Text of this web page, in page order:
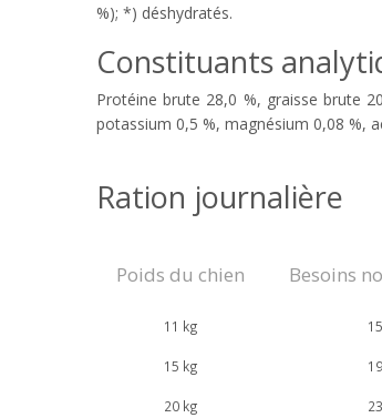
%); *) déshydratés.
Constituants
Protéine brute 28,0 %, graisse brute
potassium 0,5 %, magnésium 0,08 %,
Ration journalière
Poids du chien Besoins
11 kg
15 kg
20 kg